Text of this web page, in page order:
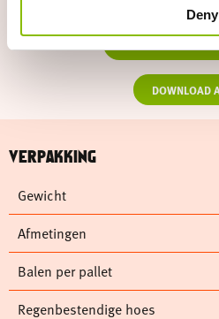
Deny
DOWNLOAD
VERPAKKING
Gewicht
Afmetingen
Balen per pallet
Regenbestendige hoes